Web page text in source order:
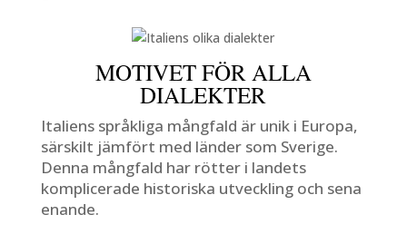
MOTIVET FÖR ALLA
DIALEKTER
Italiens språkliga mångfald är unik i Europa,
särskilt jämfört med länder som Sverige.
Denna mångfald har rötter i landets
komplicerade historiska utveckling och sena
enande.